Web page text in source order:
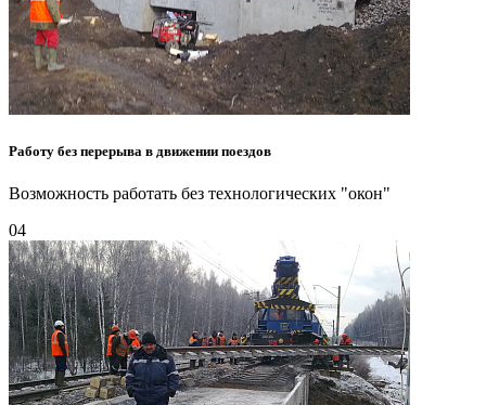
Работу без перерыва в движении поездов
Возможность работать без технологических "окон"
04